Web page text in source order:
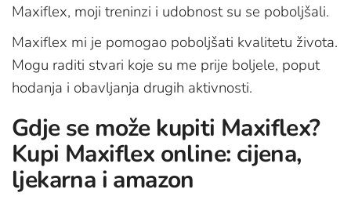
Maxiflex, moji treninzi i udobnost su se poboljšali.
Maxiflex mi je pomogao poboljšati kvalitetu života.
Mogu raditi stvari koje su me prije boljele, poput
hodanja i obavljanja drugih aktivnosti.
Gdje se može kupiti Maxiflex?
Kupi Maxiflex online: cijena,
ljekarna i amazon